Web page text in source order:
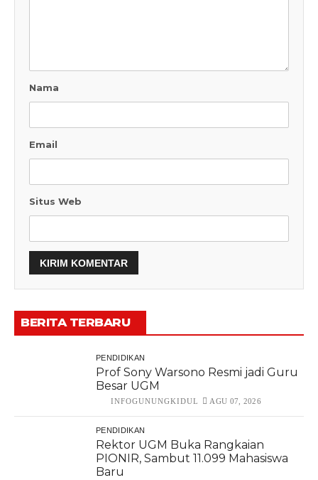
Nama
Email
Situs Web
BERITA TERBARU
PENDIDIKAN
Prof Sony Warsono Resmi jadi Guru
Besar UGM
INFOGUNUNGKIDUL AGU 07, 2026
PENDIDIKAN
Rektor UGM Buka Rangkaian
PIONIR, Sambut 11.099 Mahasiswa
Baru